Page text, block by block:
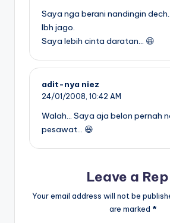
Saya nga berani nandingin
lbh jago.
Saya lebih cinta daratan… 😆
adit-nya niez
24/01/2008, 10:42 AM
Walah… Saya aja belon pernah
pesawat… 😆
Leave a
Your email address will not be
are marked *